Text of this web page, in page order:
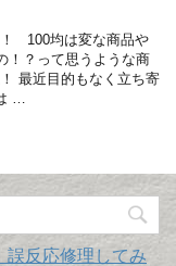
100均は変な商品や
！？って思うような商
最近目的もなく立ち寄
…
誤反応修理してみ